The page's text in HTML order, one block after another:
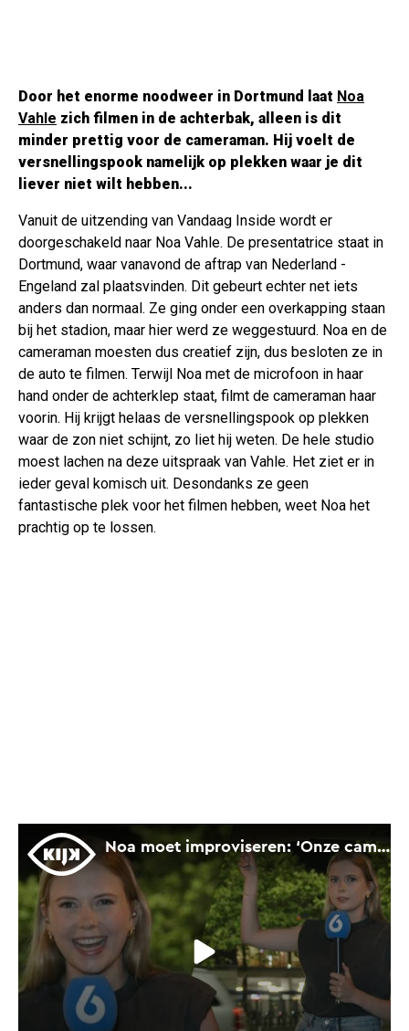
Door het enorme noodweer in Dortmund laat Noa
Vahle zich filmen in de achterbak, alleen is dit
minder prettig voor de cameraman. Hij voelt de
versnellingspook namelijk op plekken waar je dit
liever niet wilt hebben...
Vanuit de uitzending van Vandaag Inside wordt er
doorgeschakeld naar Noa Vahle. De presentatrice staat in
Dortmund, waar vanavond de aftrap van Nederland -
Engeland zal plaatsvinden. Dit gebeurt echter net iets
anders dan normaal. Ze ging onder een overkapping staan
bij het stadion, maar hier werd ze weggestuurd. Noa en de
cameraman moesten dus creatief zijn, dus besloten ze in
de auto te filmen. Terwijl Noa met de microfoon in haar
hand onder de achterklep staat, filmt de cameraman haar
voorin. Hij krijgt helaas de versnellingspook op plekken
waar de zon niet schijnt, zo liet hij weten. De hele studio
moest lachen na deze uitspraak van Vahle. Het ziet er in
ieder geval komisch uit. Desondanks ze geen
fantastische plek voor het filmen hebben, weet Noa het
prachtig op te lossen.